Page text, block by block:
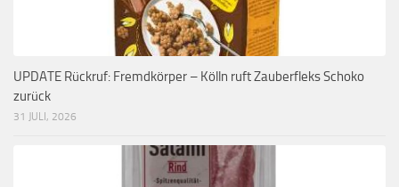
UPDATE Rückruf: Fremdkörper – Kölln ruft Zauberfleks Schoko
zurück
31 JULI, 2026